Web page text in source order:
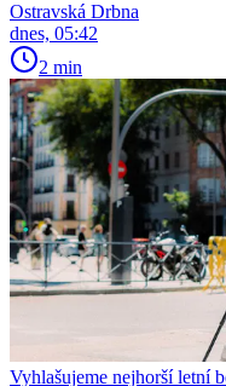
Ostravská Drbna
dnes, 05:42
2 min
Vyhlašujeme nejhorší letní